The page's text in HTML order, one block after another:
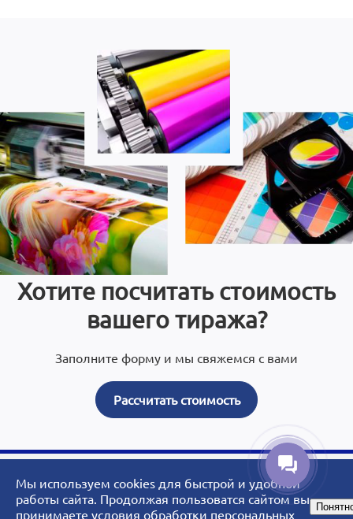
Хотите посчитать стоимость
вашего тиража?
Заполните форму и мы свяжемся с вами
Рассчитать стоимость
© 2007 - 2026 ArtoPrint.RU|«АртоПринт» - типография, рекламное
агентство, студия дизайна.
Мы используем cookies для быстрой и удобной
работы сайта. Продолжая пользоватся сайтом вы
принимаете условия обработки персональных